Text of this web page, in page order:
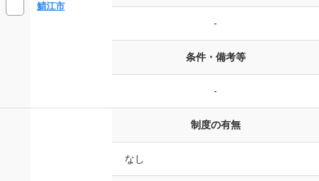
鯖江市
-
条件・備考等
-
制度の有無
なし